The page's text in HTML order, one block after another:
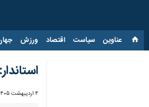
عناوین‌ سیاست اقتصاد ورزش
۴ اردیبهشت ۱۴۰۵، ۰:۳۱